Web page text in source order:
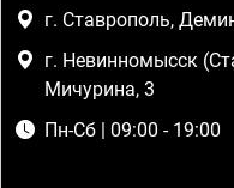
г. Ставрополь,
г. Невинномысск
Мичурина, 3
Пн-Сб | 09:00 - 19:00